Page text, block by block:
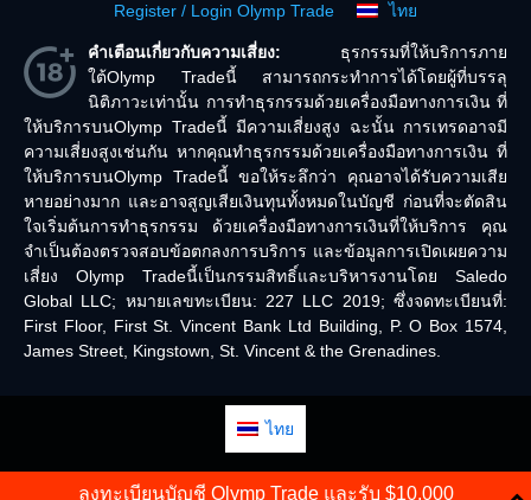
Register / Login Olymp Trade
ไทย
คำเตือนเกี่ยวกับความเสี่ยง: ธุรกรรมที่ให้บริการภาย
ใต้Olymp Tradeนี้ สามารถกระทำการได้โดยผู้ที่บรรลุ
นิติภาวะเท่านั้น การทำธุรกรรมด้วยเครื่องมือทางการเงิน ที่
ให้บริการบนOlymp Tradeนี้ มีความเสี่ยงสูง ฉะนั้น การเทรดอาจมี
ความเสี่ยงสูงเช่นกัน หากคุณทำธุรกรรมด้วยเครื่องมือทางการเงิน ที่
ให้บริการบนOlymp Tradeนี้ ขอให้ระลึกว่า คุณอาจได้รับความเสีย
หายอย่างมาก และอาจสูญเสียเงินทุนทั้งหมดในบัญชี ก่อนที่จะตัดสิน
ใจเริ่มต้นการทำธุรกรรม ด้วยเครื่องมือทางการเงินที่ให้บริการ คุณ
จำเป็นต้องตรวจสอบข้อตกลงการบริการ และข้อมูลการเปิดเผยความ
เสี่ยง Olymp Tradeนี้เป็นกรรมสิทธิ์และบริหารงานโดย Saledo
Global LLC; หมายเลขทะเบียน: 227 LLC 2019; ซึ่งจดทะเบียนที่:
First Floor, First St. Vincent Bank Ltd Building, P. O Box 1574,
James Street, Kingstown, St. Vincent & the Grenadines.
ไทย
ลงทะเบียนบัญชี Olymp Trade และรับ $10,000